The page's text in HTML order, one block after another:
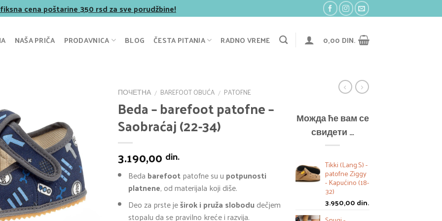
cena poštarine 350 rsd za sve porudžbine!
NAŠA PRIČA PRODAVNICA BLOG ČESTA PITANJA RADNO VREME 0,00 DIN.
ПОЧЕТНА / BAREFOOT OBUĆA / PATOFNE
Beda – barefoot patofne –
Saobraćaj (22-34)
3.190,00 din.
Beda barefootpatofne su u potpunosti
platnene, od materijala koji diše.
Deo za prste ješirok i pruža slobodu dečjem
stopalu da se pravilno kreće i razvija.
Можда ће вам се
свидети …
Tikki (Lang.S) -
patofne Ziggy
- Kapućino (18-
32)
3.950,00din.